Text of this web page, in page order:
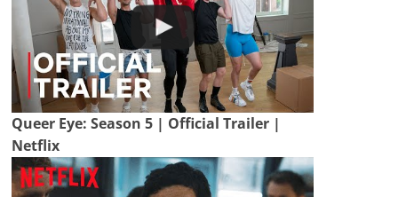
Queer Eye: Season 5 | Official Trailer |
Netflix